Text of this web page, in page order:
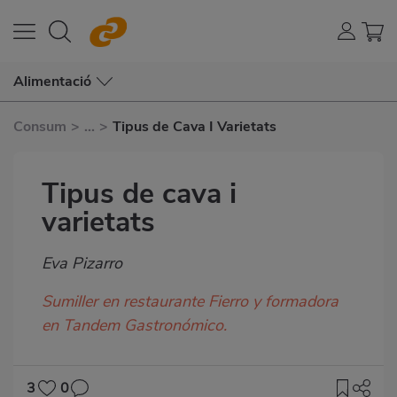
Alimentació
Consum > ... > Tipus de Cava I Varietats
Tipus de cava i
varietats
Subtítulo
Eva Pizarro
Sumiller en restaurante Fierro y formadora
en Tandem Gastronómico.
3
0